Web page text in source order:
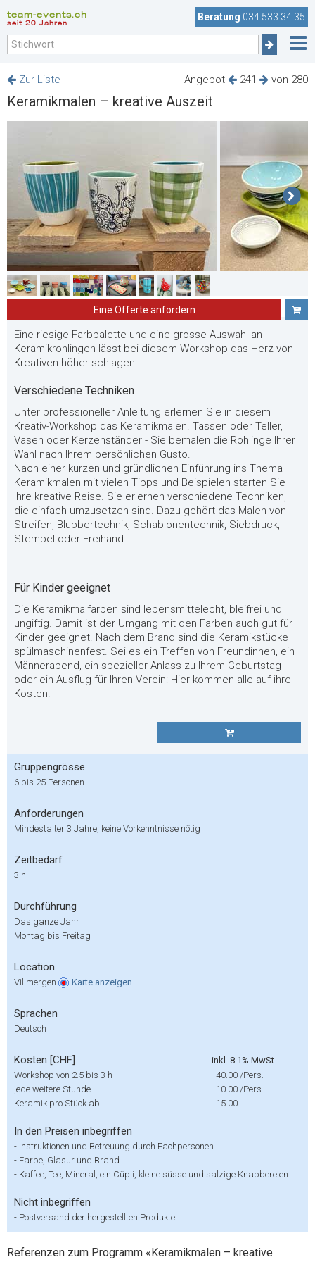
team-events.ch
seit 20 Jahren
Beratung 034 533 34 35
Angebot 241 von 280
Zur Liste
Keramikmalen – kreative Auszeit
Eine Offerte anfordern
Eine riesige Farbpalette und eine grosse Auswahl an
Keramikrohlingen lässt bei diesem Workshop das Herz von
Kreativen höher schlagen.
Verschiedene Techniken
Unter professioneller Anleitung erlernen Sie in diesem
Kreativ-Workshop das Keramikmalen. Tassen oder Teller,
Vasen oder Kerzenständer - Sie bemalen die Rohlinge Ihrer
Wahl nach Ihrem persönlichen Gusto.
Nach einer kurzen und gründlichen Einführung ins Thema
Keramikmalen mit vielen Tipps und Beispielen starten Sie
Ihre kreative Reise. Sie erlernen verschiedene Techniken,
die einfach umzusetzen sind. Dazu gehört das Malen von
Streifen, Blubbertechnik, Schablonentechnik, Siebdruck,
Stempel oder Freihand.
Für Kinder geeignet
Die Keramikmalfarben sind lebensmittelecht, bleifrei und
ungiftig. Damit ist der Umgang mit den Farben auch gut für
Kinder geeignet. Nach dem Brand sind die Keramikstücke
spülmaschinenfest. Sei es ein Treffen von Freundinnen, ein
Männerabend, ein spezieller Anlass zu Ihrem Geburtstag
oder ein Ausflug für Ihren Verein: Hier kommen alle auf ihre
Kosten.
Gruppengrösse
6 bis 25 Personen
Anforderungen
Mindestalter 3 Jahre, keine Vorkenntnisse nötig
Zeitbedarf
3 h
Durchführung
Das ganze Jahr
Montag bis Freitag
Location
Villmergen Karte anzeigen
Sprachen
Deutsch
Kosten [CHF]
inkl. 8.1% MwSt.
Workshop von 2.5 bis 3 h
40.00 /Pers.
jede weitere Stunde
10.00 /Pers.
Keramik pro Stück ab
15.00
In den Preisen inbegriffen
- Instruktionen und Betreuung durch Fachpersonen
- Farbe, Glasur und Brand
- Kaffee, Tee, Mineral, ein Cüpli, kleine süsse und salzige Knabbereien
Nicht inbegriffen
- Postversand der hergestellten Produkte
Referenzen zum Programm «Keramikmalen – kreative